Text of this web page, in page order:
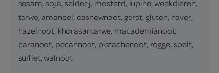
sesam, soja, selderij, mosterd, lupine, weekdieren,
tarwe, amandel, cashewnoot, gerst, gluten, haver,
hazelnoot, khorasantarwe, macademianoot,
paranoot, pecannoot, pistachenoot, rogge, spelt,
sulfiet, walnoot